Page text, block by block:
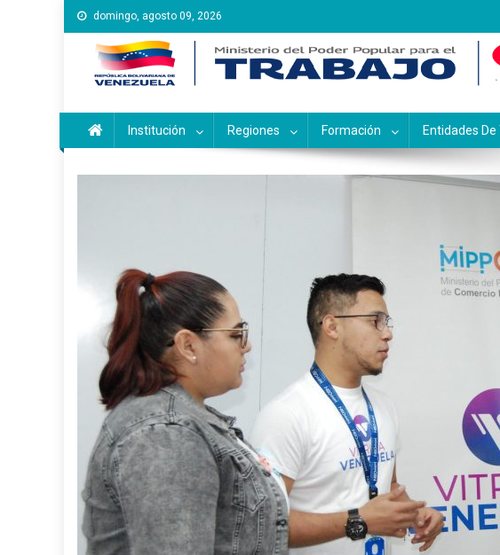
Saltar
al
contenido
domingo, agosto 09, 2026
Instituto Nacional de
Inces
Institución Regiones Formación Entidades De